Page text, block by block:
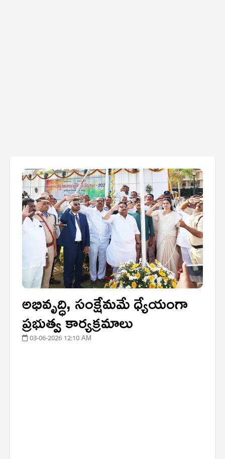
అభివృద్ధి, సంక్షేమమే ధ్యేయంగా
ప్రభుత్వ కార్యక్రమాలు
03-06-2026 12:10 AM